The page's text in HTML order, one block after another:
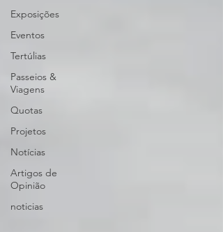
Exposições
Eventos
Tertúlias
Passeios &
Viagens
Quotas
Projetos
Notícias
Artigos de
Opinião
noticias